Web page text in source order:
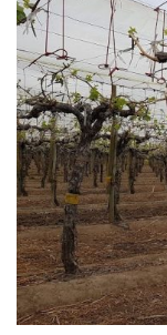
plásticas
en
uva
de
mesa
para
enfrentar
efectos
del
cambio
climático